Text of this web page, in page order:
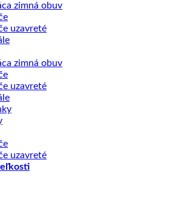
zimná obuv
uzavreté
zimná obuv
uzavreté
uzavreté